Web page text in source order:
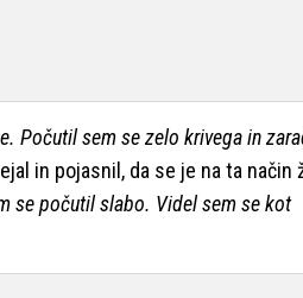
Počutil sem se zelo krivega in
in pojasnil, da se je na ta način
se počutil slabo. Videl sem se kot